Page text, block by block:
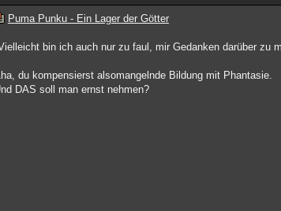
Puma Punku - Ein Lager der Götter
bin ich auch nur zu faul, mir Gedanken darüber zu
du kompensierst alsomangelnde Bildung mit Phantasie.
DAS soll man ernst nehmen?